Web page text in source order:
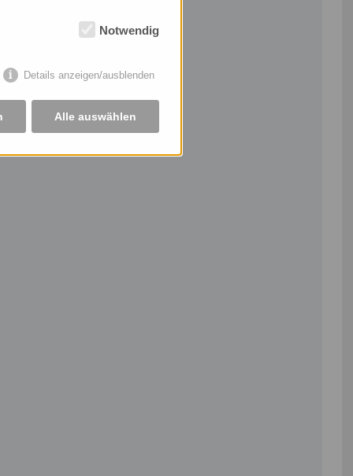
Notwendig
Details anzeigen/ausblenden
Alle auswählen